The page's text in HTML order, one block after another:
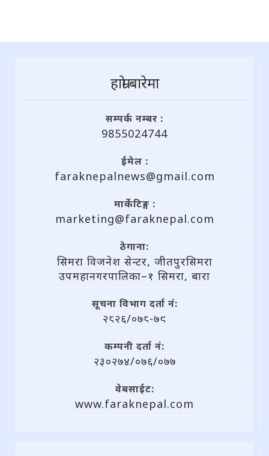
हाम्राे बारेमा
सम्पर्क नम्बर :
9855024744
ईमेल :
faraknepalnews@gmail.com
मार्केटिङ्ग :
marketing@faraknepal.com
ठेगाना:
सिमरा विजनेश सेन्टर, जीतपुरसिमरा
उपमहानगरपालिका–१ सिमरा, बारा
सूचना विभाग दर्ता नं:
२८२६/०७८-७९
कम्पनी दर्ता नं:
२३०२७४/०७६/०७७
वेबसाईट:
www.faraknepal.com